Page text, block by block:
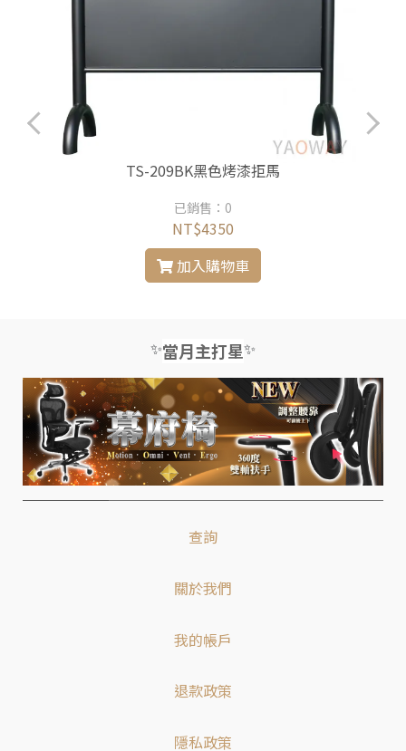
TS-209BK黑色烤漆拒馬
已銷售：0
NT$4350
加入購物車
✨當月主打星✨
查詢
關於我們
我的帳戶
退款政策
隱私政策